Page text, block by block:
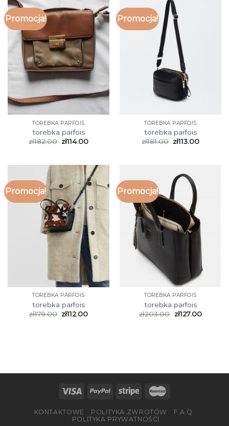
Promocja!
TOREBKA PARFOIS
torebka parfois
zł182.00 zł114.00
Promocja!
TOREBKA PARFOIS
torebka parfois
zł181.00 zł113.00
Promocja!
TOREBKA PARFOIS
torebka parfois
zł179.00 zł112.00
Promocja!
TOREBKA PARFOIS
torebka parfois
zł203.00 zł127.00
KONTAKTOWE POLITYKA ZWROTÓW
F.A.Q
POLITYKA PRYWATNOŚCI